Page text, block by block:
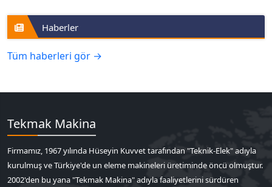
Haberler
Tüm haberleri gör →
Tekmak Makina
Firmamız, 1967 yılında Hüseyin Kuvvet tarafından "Teknik-Elek" adıyla
kurulmuş ve Türkiye'de un eleme makineleri üretiminde öncü olmuştur.
2002'den bu yana "Tekmak Makina" adıyla faaliyetlerini sürdüren